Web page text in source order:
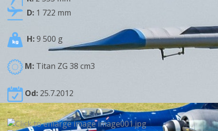
D: 1 722 mm
H:9 500 g
M: Titan ZG 38 cm3
Od: 25.7.2012